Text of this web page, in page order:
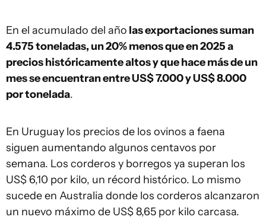
En el acumulado del año las exportaciones suman
4.575 toneladas, un 20% menos que en 2025 a
precios históricamente altos y que hace más de un
mes se encuentran entre US$ 7.000 y US$ 8.000
por tonelada.
En Uruguay los precios de los ovinos a faena
siguen aumentando algunos centavos por
semana. Los corderos y borregos ya superan los
US$ 6,10 por kilo, un récord histórico. Lo mismo
sucede en Australia donde los corderos alcanzaron
un nuevo máximo de US$ 8,65 por kilo carcasa.